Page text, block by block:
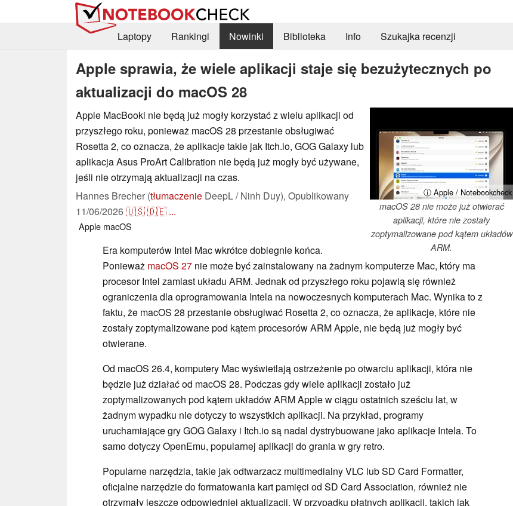
Laptopy
Rankingi Nowinki Biblioteka Info Szukajka recenzji
Apple sprawia, że wiele aplikacji staje się bezużytecznych po
aktualizacji do macOS 28
ⓘ Apple / Notebookcheck
macOS 28 nie może już otwierać
aplikacji, które nie zostały
zoptymalizowane pod kątem układów
ARM.
Apple MacBooki nie będą już mogły korzystać z wielu aplikacji od
przyszłego roku, ponieważ macOS 28 przestanie obsługiwać
Rosetta 2, co oznacza, że aplikacje takie jak Itch.io, GOG Galaxy lub
aplikacja Asus ProArt Calibration nie będą już mogły być używane,
jeśli nie otrzymają aktualizacji na czas.
Hannes Brecher (tłumaczenie DeepL / Ninh Duy), Opublikowany
11/06/2026🇺🇸🇩🇪 ...
Apple macOS
Era komputerów Intel Mac wkrótce dobiegnie końca.
Ponieważ macOS 27 nie może być zainstalowany na żadnym komputerze Mac, który ma
procesor Intel zamiast układu ARM. Jednak od przyszłego roku pojawią się również
ograniczenia dla oprogramowania Intela na nowoczesnych komputerach Mac. Wynika to z
faktu, że macOS 28 przestanie obsługiwać Rosetta 2, co oznacza, że aplikacje, które nie
zostały zoptymalizowane pod kątem procesorów ARM Apple, nie będą już mogły być
otwierane.
Od macOS 26.4, komputery Mac wyświetlają ostrzeżenie po otwarciu aplikacji, która nie
będzie już działać od macOS 28. Podczas gdy wiele aplikacji zostało już
zoptymalizowanych pod kątem układów ARM Apple w ciągu ostatnich sześciu lat, w
żadnym wypadku nie dotyczy to wszystkich aplikacji. Na przykład, programy
uruchamiające gry GOG Galaxy i Itch.io są nadal dystrybuowane jako aplikacje Intela. To
samo dotyczy OpenEmu, popularnej aplikacji do grania w gry retro.
Popularne narzędzia, takie jak odtwarzacz multimedialny VLC lub SD Card Formatter,
oficjalne narzędzie do formatowania kart pamięci od SD Card Association, również nie
otrzymały jeszcze odpowiedniej aktualizacji. W przypadku płatnych aplikacji, takich jak